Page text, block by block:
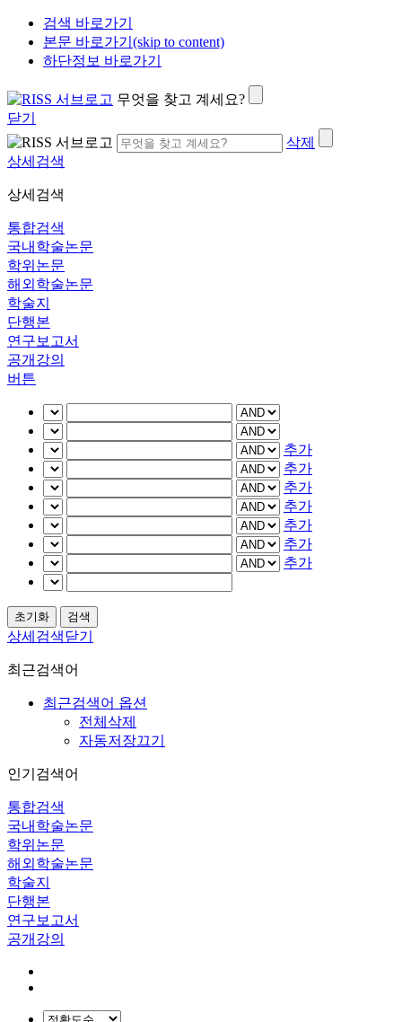
검색 바로가기
본문 바로가기(skip to content)
하단정보 바로가기
무엇을 찾고 계세요?
닫기
삭제
상세검색
상세검색
통합검색
국내학술논문
학위논문
해외학술논문
학술지
단행본
연구보고서
공개강의
버튼
추가
추가
추가
추가
추가
추가
추가
상세검색닫기
최근검색어
최근검색어 옵션
전체삭제
자동저장끄기
인기검색어
통합검색
국내학술논문
학위논문
해외학술논문
학술지
단행본
연구보고서
공개강의